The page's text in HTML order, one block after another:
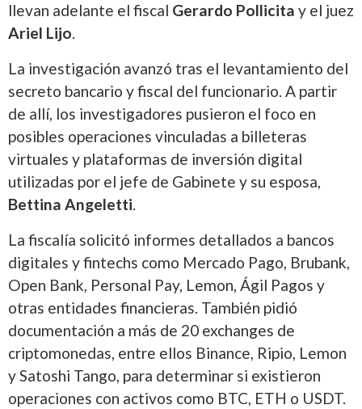
llevan adelante el fiscal Gerardo Pollicita y el juez
Ariel Lijo.
La investigación avanzó tras el levantamiento del
secreto bancario y fiscal del funcionario. A partir
de allí, los investigadores pusieron el foco en
posibles operaciones vinculadas a billeteras
virtuales y plataformas de inversión digital
utilizadas por el jefe de Gabinete y su esposa,
Bettina Angeletti.
La fiscalía solicitó informes detallados a bancos
digitales y fintechs como Mercado Pago, Brubank,
Open Bank, Personal Pay, Lemon, Ágil Pagos y
otras entidades financieras. También pidió
documentación a más de 20 exchanges de
criptomonedas, entre ellos Binance, Ripio, Lemon
y Satoshi Tango, para determinar si existieron
operaciones con activos como BTC, ETH o USDT.